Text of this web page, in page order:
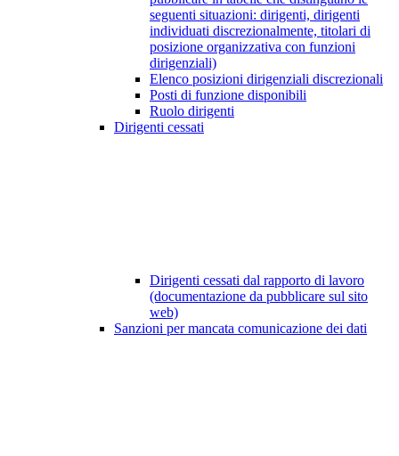
seguenti situazioni: dirigenti, dirigenti
individuati discrezionalmente, titolari di
posizione organizzativa con funzioni
dirigenziali)
Elenco posizioni dirigenziali discrezionali
Posti di funzione disponibili
Ruolo dirigenti
Dirigenti cessati
Dirigenti cessati dal rapporto di lavoro
(documentazione da pubblicare sul sito
web)
Sanzioni per mancata comunicazione dei dati